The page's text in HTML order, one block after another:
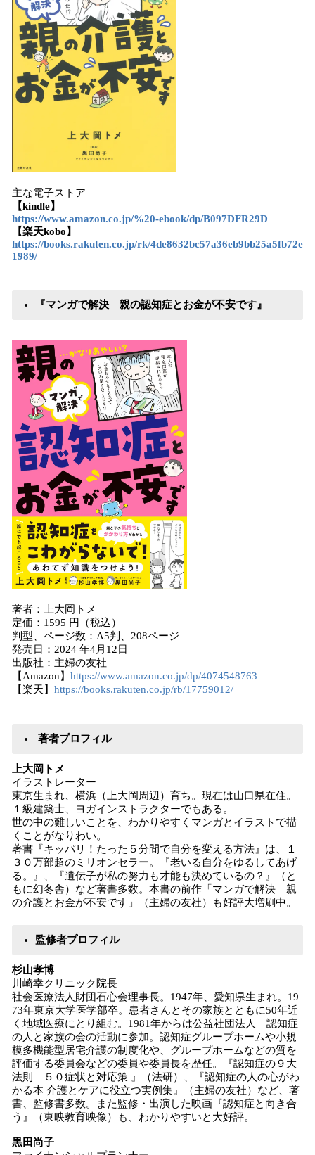
主な電子ストア
【kindle】
https://www.amazon.co.jp/%20-ebook/dp/B097DFR29D
【楽天kobo】
https://books.rakuten.co.jp/rk/4de8632bc57a36eb9bb25a5fb72e
1989/
『マンガで解決 親の認知症とお金が不安です』
著者：上大岡トメ
定価：1595 円（税込）
判型、ページ数：A5判、208ページ
発売日：2024 年4月12日
出版社：主婦の友社
【Amazon】 https://www.amazon.co.jp/dp/4074548763
【楽天】 https://books.rakuten.co.jp/rb/17759012/
著者プロフィル
上大岡トメ
イラストレーター
東京生まれ、横浜（上大岡周辺）育ち。現在は山口県在住。
１級建築士、ヨガインストラクターでもある。
世の中の難しいことを、わかりやすくマンガとイラストで描
くことがなりわい。
著書『キッパリ！たった５分間で自分を変える方法』は、１
３０万部超のミリオンセラー。『老いる自分をゆるしてあげ
る。』、『遺伝子が私の努力も才能も決めているの？』（と
もに幻冬舎）など著書多数。本書の前作「マンガで解決 親
の介護とお金が不安です」（主婦の友社）も好評大増刷中。
監修者プロフィル
杉山孝博
川崎幸クリニック院長
社会医療法人財団石心会理事長。1947年、愛知県生まれ。19
73年東京大学医学部卒。患者さんとその家族とともに50年近
く地域医療にとり組む。1981年からは公益社団法人 認知症
の人と家族の会の活動に参加。認知症グループホームや小規
模多機能型居宅介護の制度化や、グループホームなどの質を
評価する委員会などの委員や委員長を歴任。『認知症の９大
法則 ５０症状と対応策 』（法研）、『認知症の人の心がわ
かる本 介護とケアに役立つ実例集』（主婦の友社）など、著
書、監修書多数。また監修・出演した映画『認知症と向き合
う』（東映教育映像）も、わかりやすいと大好評。
黒田尚子